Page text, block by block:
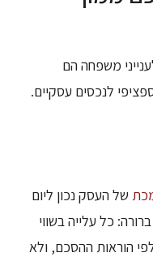
משפחה הם
לנכסים עסקיים.
של העסק נכון ליום
כל עלייה בשווי
הוראות ההסכם, ולא